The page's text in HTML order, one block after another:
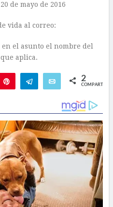
de mayo de 2016
vida al correo:
en el asunto el nombre del
aplica.
Telegram Email 2
COMPARTIR